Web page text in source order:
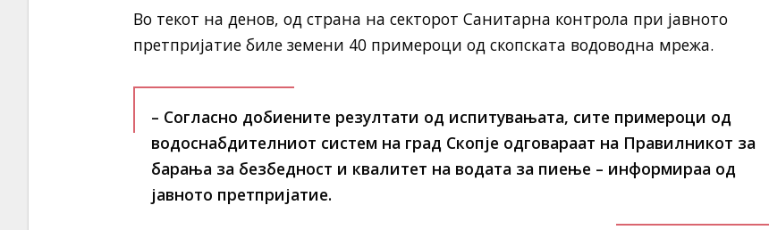
Во текот на денов, од страна на секторот Санитарна контрола при јавното
претпријатие биле земени 40 примероци од скопската водоводна мрежа.
– Согласно добиените резултати од испитувањата, сите примероци од
водоснабдителниот систем на град Скопје одговараат на Правилникот за
барања за безбедност и квалитет на водата за пиење – информираа од
јавното претпријатие.